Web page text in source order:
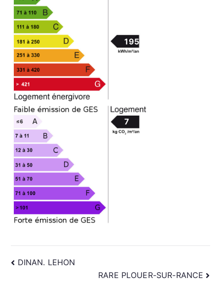
195.9
7
NAVIGATION
DINAN. LEHON
RARE PLOUER-SUR-RANCE